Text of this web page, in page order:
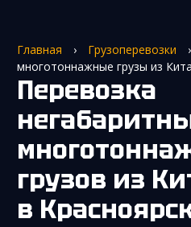
Главная › Грузоперевозки ›
многотоннажные грузы из
Перевозка
грузов из
в